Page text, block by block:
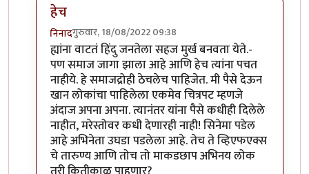
हेच
निनादगुरुवार, 18/08/2022 09:38
In reply toला. सि. चढ्ढा सिनेमाच्याbyडँबिस००७
ह्यांना वाटतं हिंदु जनतेला सहज मुर्ख बनवता येते.-
पण समाज जागा झाला आहे आणि हेच त्यांना पचत
नाहीये. हे समाजद्रोही ठेचलेच पाहिजेत. मी पैसे देऊन
खान लोकांचा पाहिलेला एकमेव चित्रपट म्हणजे
अंदाज अपना अपना. त्यानंतर यांना पैसे कधीही दिलेले
नाहीत, मरेस्तोवर कधी देणारही नाही! सिनेमा पडेल
आहे अभिनेता उघडा पडलेला आहे. तेच ते व्हिएफएक्स
चे तारुण्य आणि तोच तो माकडछाप अभिनय लोक